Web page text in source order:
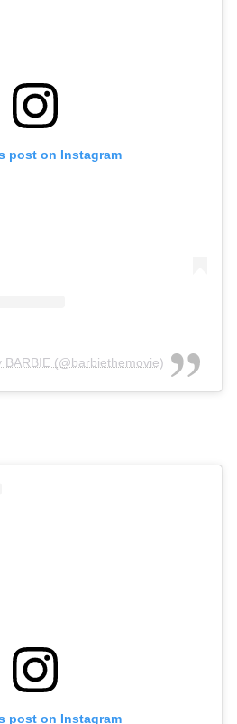
post on Instagram
BARBIE (@barbiethemovie)
post on Instagram